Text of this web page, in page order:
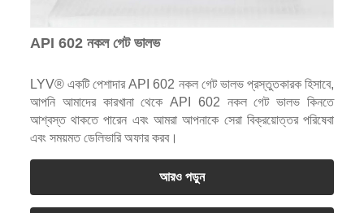
API 602 নকল গেট ভালভ
LYV® একটি পেশাদার API 602 নকল গেট ভালভ প্রস্তুতকারক হিসাবে,
আপনি আমাদের কারখানা থেকে API 602 নকল গেট ভালভ কিনতে
আশ্বস্ত থাকতে পারেন এবং আমরা আপনাকে সেরা বিক্রয়োত্তর পরিষেবা
এবং সময়মত ডেলিভারি অফার করব।
আরও পড়ুন